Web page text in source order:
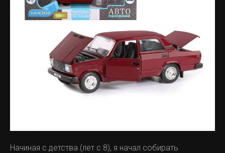
Начиная с детства (лет с 8), я начал собирать